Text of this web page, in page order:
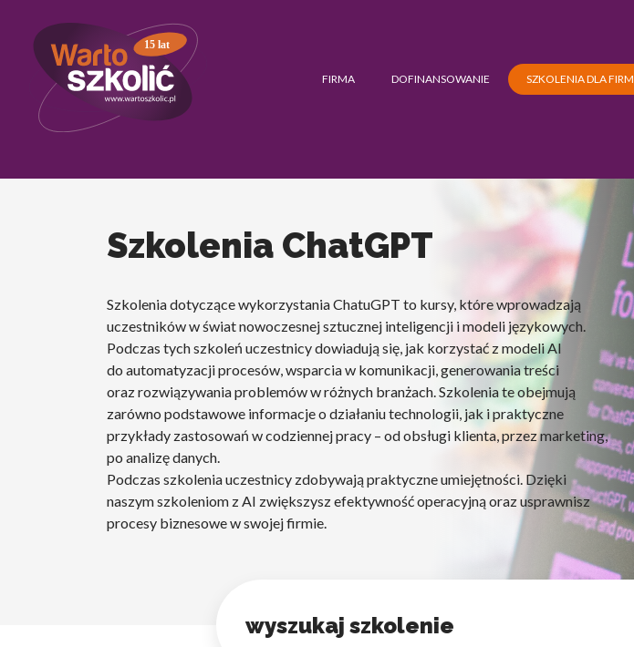
15 lat
FIRMA DOFINANSOWANIE SZKOLENIA DLA FIRM
Szkolenia ChatGPT
Szkolenia dotyczące wykorzystania ChatuGPT to kursy, które wprowadzają
uczestników w świat nowoczesnej sztucznej inteligencji i modeli językowych.
Podczas tych szkoleń uczestnicy dowiadują się, jak korzystać z modeli AI
do automatyzacji procesów, wsparcia w komunikacji, generowania treści
oraz rozwiązywania problemów w różnych branżach. Szkolenia te obejmują
zarówno podstawowe informacje o działaniu technologii, jak i praktyczne
przykłady zastosowań w codziennej pracy – od obsługi klienta, przez marketing,
po analizę danych.
Podczas szkolenia uczestnicy zdobywają praktyczne umiejętności. Dzięki
naszym szkoleniom z AI zwiększysz efektywność operacyjną oraz usprawnisz
procesy biznesowe w swojej firmie.